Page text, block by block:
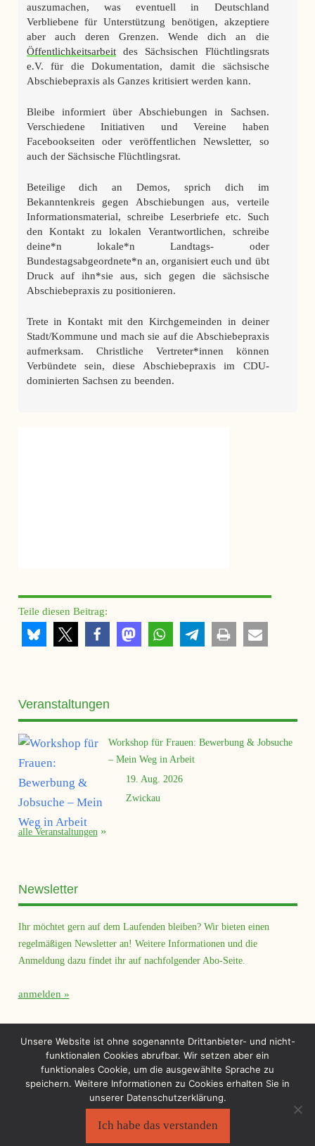
auszumachen, was eventuell in Deutschland
Verbliebene für Unterstützung benötigen, akzeptiere
aber auch deren Grenzen. Wende dich an die
Öffentlichkeitsarbeitdes Sächsischen Flüchtlingsrats
e.V. für die Dokumentation, damit die sächsische
Abschiebepraxis als Ganzes kritisiert werden kann.
Bleibe informiert über Abschiebungen in Sachsen.
Verschiedene Initiativen und Vereine haben
Facebookseiten oder veröffentlichen Newsletter, so
auch der Sächsische Flüchtlingsrat.
Beteilige dich an Demos, sprich dich im
Bekanntenkreis gegen Abschiebungen aus, verteile
Informationsmaterial, schreibe Leserbriefe etc. Such
den Kontakt zu lokalen Verantwortlichen, schreibe
deine*n lokale*n Landtags- oder
Bundestagsabgeordnete*n an, organisiert euch und übt
Druck auf ihn*sie aus, sich gegen die sächsische
Abschiebepraxis zu positionieren.
Trete in Kontakt mit den Kirchgemeinden in deiner
Stadt/Kommune und mach sie auf die Abschiebepraxis
aufmerksam. Christliche Vertreter*innen können
Verbündete sein, diese Abschiebepraxis im CDU-
dominierten Sachsen zu beenden.
Teile diesen Beitrag:
Veranstaltungen
Workshop für Frauen: Bewerbung & Jobsuche
– Mein Weg in Arbeit
19. Aug. 2026
Zwickau
alle Veranstaltungen
Newsletter
Ihr möchtet gern auf dem Laufenden bleiben? Wir bieten einen
regelmäßigen Newsletter an! Weitere Informationen und die
Anmeldung dazu findet ihr auf nachfolgender Abo-Seite.
anmelden
Unsere Website ist ohne sogenannte Drittanbieter- und nicht-
funktionalen Cookies abrufbar. Wir setzen aber ein
funktionales Cookie, um die ausgewählte Sprache zu
speichern. Weitere Informationen zu Cookies erhalten Sie in
unserer Datenschutzerklärung.
Ich habe das verstanden